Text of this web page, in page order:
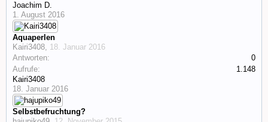
Joachim D.
1. August 2016
Aquaperlen
Kairi3408, 18. Januar 2016
Antworten:
0
Aufrufe:
1.148
Kairi3408
18. Januar 2016
Selbstbefruchtung?